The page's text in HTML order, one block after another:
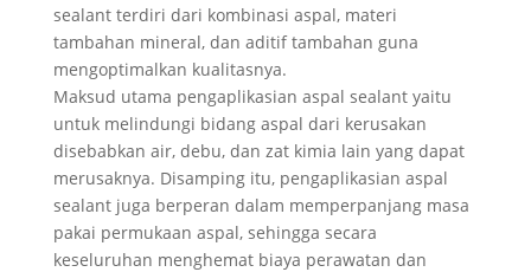
sealant terdiri dari kombinasi aspal, materi
tambahan mineral, dan aditif tambahan guna
mengoptimalkan kualitasnya.
Maksud utama pengaplikasian aspal sealant yaitu
untuk melindungi bidang aspal dari kerusakan
disebabkan air, debu, dan zat kimia lain yang dapat
merusaknya. Disamping itu, pengaplikasian aspal
sealant juga berperan dalam memperpanjang masa
pakai permukaan aspal, sehingga secara
keseluruhan menghemat biaya perawatan dan